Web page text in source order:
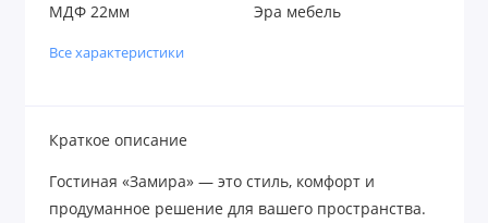
МДФ 22мм Эра мебель
Все характеристики
Краткое описание
Гостиная «Замира» — это стиль, комфорт и
продуманное решение для вашего пространства.